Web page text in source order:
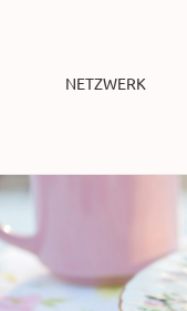
NETZWERK